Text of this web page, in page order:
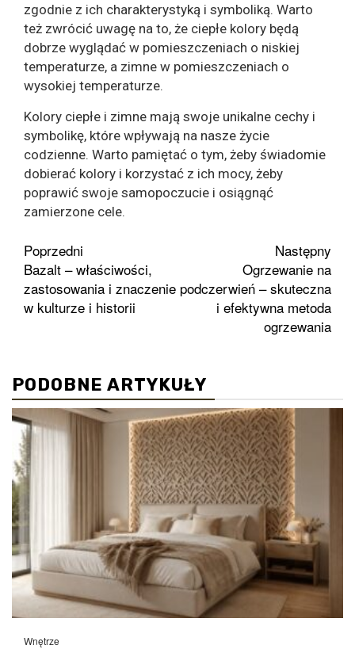
zgodnie z ich charakterystyką i symboliką. Warto
też zwrócić uwagę na to, że ciepłe kolory będą
dobrze wyglądać w pomieszczeniach o niskiej
temperaturze, a zimne w pomieszczeniach o
wysokiej temperaturze.
Kolory ciepłe i zimne mają swoje unikalne cechy i
symbolikę, które wpływają na nasze życie
codzienne. Warto pamiętać o tym, żeby świadomie
dobierać kolory i korzystać z ich mocy, żeby
poprawić swoje samopoczucie i osiągnąć
zamierzone cele.
Zobacz
wpisy
Poprzedni
Bazalt – właściwości,
zastosowania i znaczenie
w kulturze i historii
Następny
Ogrzewanie na
podczerwień – skuteczna
i efektywna metoda
ogrzewania
PODOBNE ARTYKUŁY
Wnętrze